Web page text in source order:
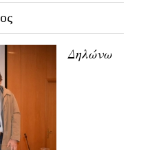
Δηλώνω